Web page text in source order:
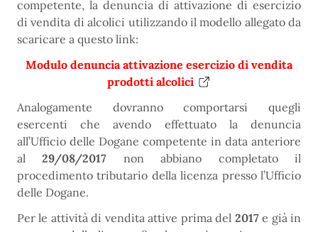
competente, la denuncia di attivazione di esercizio
di vendita di alcolici utilizzando il modello allegato da
scaricare a questo link:
Modulo denuncia attivazione esercizio di vendita
prodotti alcolici
Analogamente dovranno comportarsi quegli
esercenti che avendo effettuato la denuncia
all’Ufficio delle Dogane competente in data anteriore
al29/08/2017 non abbiano completato il
procedimento tributario della licenza presso l’Ufficio
delle Dogane.
Per le attività di vendita attive prima del 2017e già in